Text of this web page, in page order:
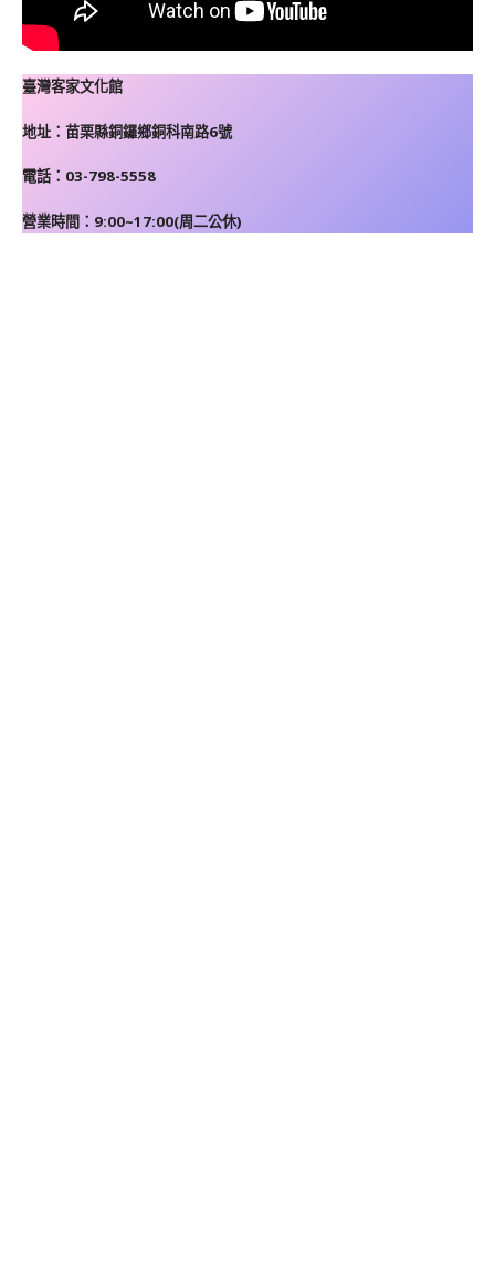
臺灣客家文化館
地址：苗栗縣銅鑼鄉銅科南路6號
電話：03-798-5558
營業時間：9:00~17:00(周二公休)